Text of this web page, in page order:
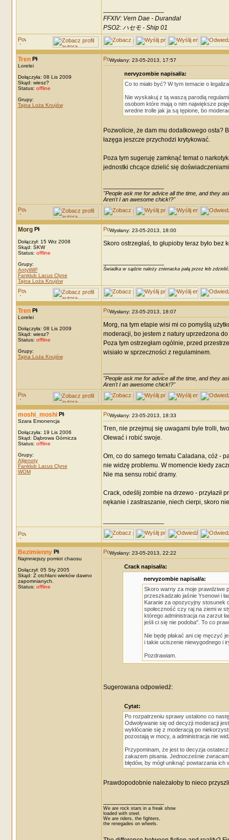
FFXIV: Vern Dae - Durandal
PSO2: ハセモ - Ship 01
Tren
Lorelei
Dołączyła: 08 Lis 2009
Skąd: wiesz?
Status: offline
Grupy:
Tajna Loża Knujów
Wysłany: 23-05-2013, 17:57
nervyzombie napisał/a:
Co to miało być? W tym temacie o
Nie wyskakuj z tą waszą parodią
osobom które mają o nim największe
wredne trolle jak ja są tępione, bo
Pozwolicie, że dam mu dodatkowego osta?
łazęga jeszcze przychodzi krytykować.
Poza tym sugeruję zamknąć temat o
jednostki chcące dzielić się
"People ask me for advice all the time, and they
Aren't I an awesome chick!?"
Morg
Dołączył: 15 Wrz 2008
Skąd: SKW
Status: offline
Grupy:
AntyWiP
Fanklub Lacus Clyne
Tajna Loża Knujów
Wysłany: 23-05-2013, 18:00
Skoro ostrzegłaś, to głupioby teraz było
Świadka w sądzie należy znienacka pałą przez łeb
Tren
Lorelei
Dołączyła: 08 Lis 2009
Skąd: wiesz?
Status: offline
Grupy:
Tajna Loża Knujów
Wysłany: 23-05-2013, 18:07
Morg, na tym etapie wisi mi co pomyślą
moderacji, bo jestem z natury uprzedzona
Poza tym ostrzegłam ogólnie, przed
wisiało w sprzeczności z regulaminem.
"People ask me for advice all the time, and they
Aren't I an awesome chick!?"
moshi_moshi
Szara Emonencja
Dołączyła: 19 Lis 2006
Skąd: Dąbrowa Górnicza
Status: offline
Grupy:
Alijenoty
Fanklub Lacus Clyne
WOM
Wysłany: 23-05-2013, 18:33
Tren, nie przejmuj się uwagami byle trolli,
Olewać i robić swoje.
Om, co do samego tematu Caladana, cóż -
nie widzę problemu. W momencie kiedy
Nie ma sensu robić dramy.
Crack, odeślij zombie na drzewo - przyłaził
nękanie i zastraszanie, niech cierpi, skoro
Bezimienny
Najmniejszy pomiot chaosu
Dołączył: 05 Sty 2005
Skąd: Z otchłani wieków dawno
zapomnianych.
Status: offline
Wysłany: 23-05-2013, 22:22
Crack napisał/a:
nervyzombie napisał/a:
Skoro warny za moje prawdziwe
przeszkadzało jaśnie Ysenowi i
Karanie za opozycyjny stosunek
społeczność czy raj na ziemi w
którego administracja na zarzut
jeśli ci się nie podoba". To co
Nie będę płakać ani cię męczyć
i takie uciszenie niewygodnego i
Pozdrawiam.
Sugerowana odpowiedź:
Cytat:
Po rozpatrzeniu sprawy ustalono co
Odwoływanie się od decyzji moderacji
wykłócanie się z moderacją po
pozostają w mocy, a administracja nie
Przypominam, że jest to decyzja
zakazem pisania. Jednocześnie
błędów, by mógł uniknąć powtarzania
Prawdopodobnie należałoby to nieco
We are rock stars in a freak show
loaded with steel.
We are riders, the fighters,
the renegades on wheels.